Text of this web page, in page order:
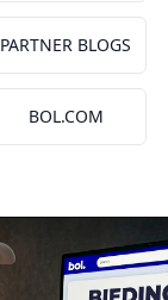
PARTNER BLOGS
BOL.COM